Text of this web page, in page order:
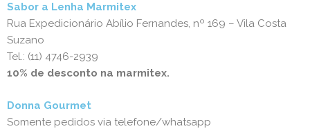
Sabor a Lenha Marmitex
Rua Expedicionário Abílio Fernandes, nº 169 – Vila Costa
Suzano
Tel.: (11) 4746-2939
10% de desconto na marmitex.
Donna Gourmet
Somente pedidos via telefone/whatsapp